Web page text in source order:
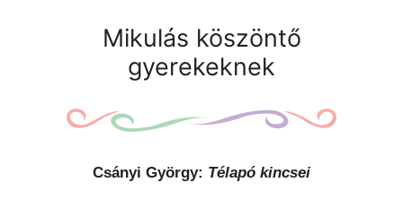
Mikulás köszöntő
gyerekeknek
Csányi György: Télapó kincsei